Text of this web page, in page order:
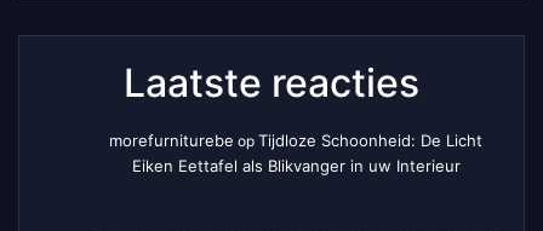
Laatste reacties
morefurniturebe op Tijdloze Schoonheid: De Licht
Eiken Eettafel als Blikvanger in uw Interieur